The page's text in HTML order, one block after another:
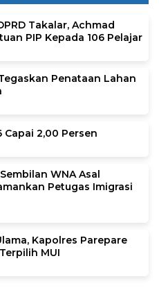
Takalar, Achmad
PIP Kepada 106 Pelajar
Penataan Lahan
Capai 2,00 Persen
WNA Asal
Petugas Imigrasi
Kapolres Parepare
MUI